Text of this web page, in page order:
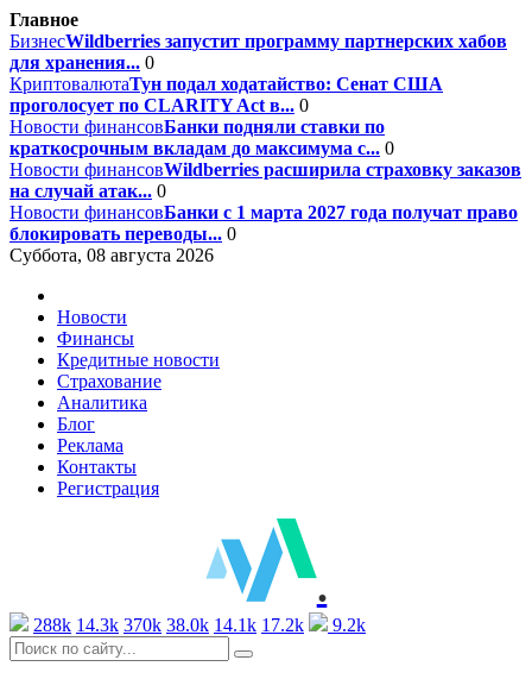
Главное
БизнесWildberries запустит программу партнерских хабов
для хранения... 0
КриптовалютаТун подал ходатайство: Сенат США
проголосует по CLARITY Act в... 0
Новости финансовБанки подняли ставки по
краткосрочным вкладам до максимума с... 0
Новости финансовWildberries расширила страховку заказов
на случай атак... 0
Новости финансовБанки с 1 марта 2027 года получат право
блокировать переводы... 0
Суббота, 08 августа 2026
Новости
Финансы
Кредитные новости
Страхование
Аналитика
Блог
Реклама
Контакты
Регистрация
.
288k 14.3k 370k 38.0k 14.1k 17.2k 9.2k